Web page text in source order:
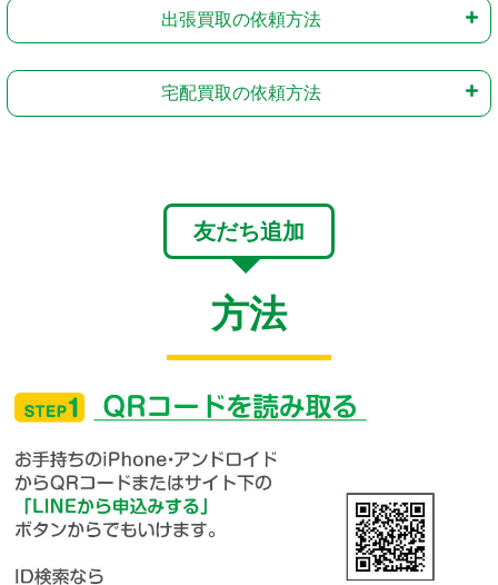
出張買取の依頼方法
宅配買取の依頼方法
友だち追加
方法